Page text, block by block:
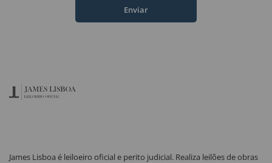
Enviar
James Lisboa é leiloeiro oficial e perito judicial. Realiza leilões de obras